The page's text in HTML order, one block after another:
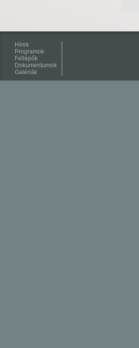
Hírek
Programok
Fellépők
Dokumentumok
Galériák